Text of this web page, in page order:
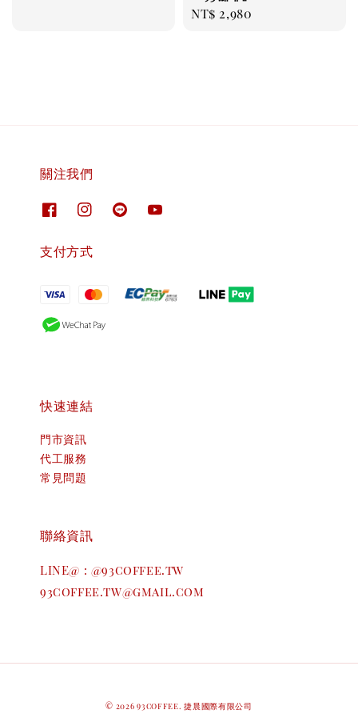
Regular
NT$ 2,980
關注我們
支付方式
快速連結
門市資訊
代工服務
常見問題
聯絡資訊
LINE@ : @93coffee.tw
93coffee.tw@gmail.com
© 2026 93coffee. 捷晨國際有限公司